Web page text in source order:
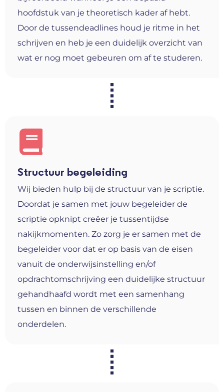
hoofdstuk van je theoretisch kader af hebt.
Door de tussendeadlines houd je ritme in het
schrijven en heb je een duidelijk overzicht van
wat er nog moet gebeuren om af te studeren.
Structuur begeleiding
Wij bieden hulp bij de structuur van je scriptie.
Doordat je samen met jouw begeleider de
scriptie opknipt creëer je tussentijdse
nakijkmomenten. Zo zorg je er samen met de
begeleider voor dat er op basis van de eisen
vanuit de onderwijsinstelling en/of
opdrachtomschrijving een duidelijke structuur
gehandhaafd wordt met een samenhang
tussen en binnen de verschillende
onderdelen.